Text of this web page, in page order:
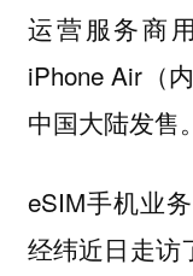
运营服务商
iPhone Air（
中国大陆发售。
eSIM手机业
经纬近日走访